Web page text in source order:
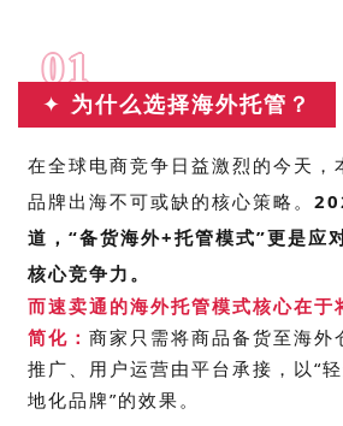
01
✦ 为什么选择海外托管？
在全球电商竞争日益激烈的今天，
品牌出海不可或缺的核心策略。
道，“备货海外+托管模式”更是应
核心竞争力。
而速卖通的海外托管模式核心在于
简化 ： 商家只需将商品备货至海外
推广、用户运营由平台承接 ， 以 “
地化品牌”的效果 。